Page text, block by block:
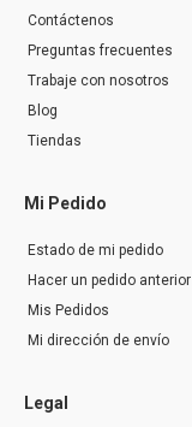
Contáctenos
Preguntas frecuentes
Trabaje con nosotros
Blog
Tiendas
Mi Pedido
Estado de mi pedido
Hacer un pedido anterior
Mis Pedidos
Mi dirección de envío
Legal